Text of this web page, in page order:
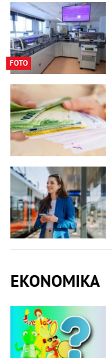
FOTO
EKONOMIKA